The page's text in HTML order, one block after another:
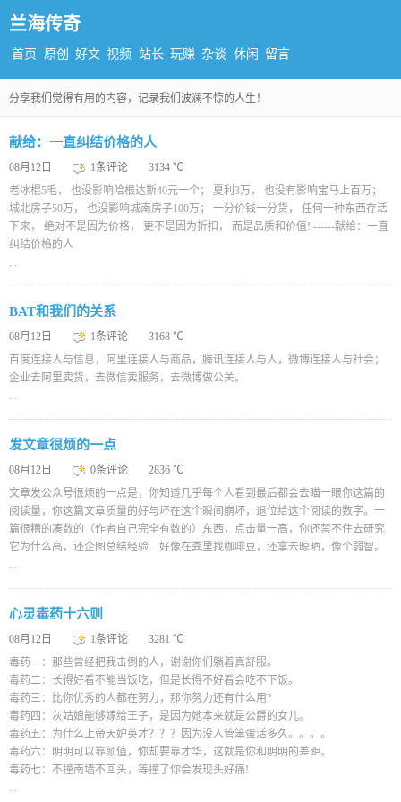
兰海传奇
首页 原创 好文 视频 站长 玩赚 杂谈 休闲 留言
分享我们觉得有用的内容，记录我们波澜不惊的人生！
献给：一直纠结价格的人
08月12日 1条评论
3134 ℃
老冰棍5毛， 也没影响哈根达斯40元一个； 夏利3万， 也没有影响宝马上百万；
城北房子50万， 也没影响城南房子100万； 一分价钱一分货， 任何一种东西存活
下来， 绝对不是因为价格， 更不是因为折扣， 而是品质和价值! ------献给：一直
纠结价格的人
...
BAT和我们的关系
08月12日 1条评论
3168 ℃
百度连接人与信息，阿里连接人与商品，腾讯连接人与人，微博连接人与社会；
企业去阿里卖货，去微信卖服务，去微博做公关。
...
发文章很烦的一点
08月12日 0条评论
2836 ℃
文章发公众号很烦的一点是，你知道几乎每个人看到最后都会去瞄一眼你这篇的
阅读量，你这篇文章质量的好与坏在这个瞬间崩坏，退位给这个阅读的数字。一
篇很糟的凑数的（作者自己完全有数的）东西，点击量一高，你还禁不住去研究
它为什么高，还企图总结经验…好像在粪里找咖啡豆，还拿去晾晒，像个弱智。
...
心灵毒药十六则
08月12日 1条评论
3281 ℃
毒药一：那些曾经把我击倒的人，谢谢你们躺着真舒服。
毒药二：长得好看不能当饭吃，但是长得不好看会吃不下饭。
毒药三：比你优秀的人都在努力，那你努力还有什么用?
毒药四：灰姑娘能够嫁给王子，是因为她本来就是公爵的女儿。
毒药五：为什么上帝天妒英才？？？因为没人管笨蛋活多久。。。。
毒药六：明明可以靠颜值，你却要靠才华，这就是你和明明的差距。
毒药七：不撞南墙不回头，等撞了你会发现头好痛!
...